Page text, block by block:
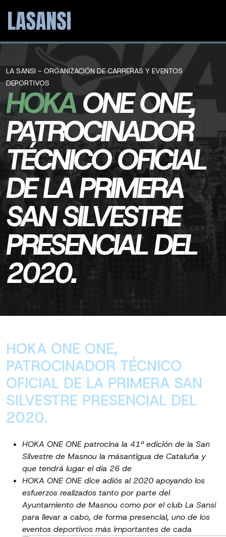
LA SANSI - ORGANIZACIÓN DE CARRERAS Y EVENTOS
DEPORTIVOS
HOKAONE ONE,
PATROCINADOR
TÉCNICO OFICIAL
DE LA PRIMERA
SAN SILVESTRE
PRESENCIAL DEL
2020.
HOKA ONE ONE,
PATROCINADOR TÉCNICO
OFICIAL DE LA PRIMERA SAN
SILVESTRE PRESENCIAL DEL
2020.
HOKA ONE ONE patrocina la 41ª edición de la San
Silvestre de Masnou la másantigua de Cataluña y
que tendrá lugar el día 26 de
HOKA ONE ONE dice adiós al 2020 apoyando los
esfuerzos realizados tanto por parte del
Ayuntamiento de Masnou como por el club La Sansi
para llevar a cabo, de forma presencial, uno de los
eventos deportivos más importantes de cada